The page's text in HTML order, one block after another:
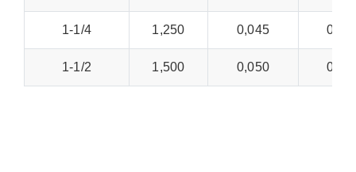
1-1/4 1,250 0,045
1-1/2 1,500 0,050